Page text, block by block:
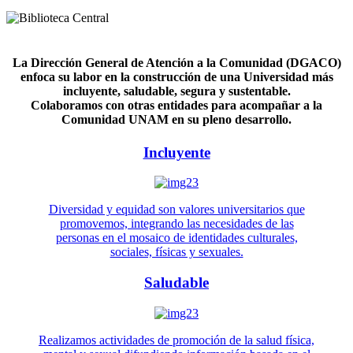
La Dirección General de Atención a la Comunidad (DGACO)
enfoca su labor en la construcción de una Universidad más
incluyente, saludable, segura y sustentable.
Colaboramos con otras entidades para acompañar a la
Comunidad UNAM en su pleno desarrollo.
Incluyente
Diversidad y equidad son valores universitarios que
promovemos, integrando las necesidades de las
personas en el mosaico de identidades culturales,
sociales, físicas y sexuales.
Saludable
Realizamos actividades de promoción de la salud física,